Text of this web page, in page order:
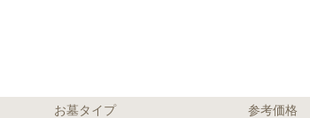
お墓タイプ 参考価格